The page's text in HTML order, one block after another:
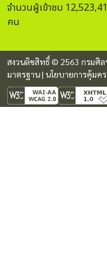
จำนวนผู้เข้าชม
คน
สงวนลิขสิทธิ์ © 2563 กรมศิ
มาตรฐาน| นโยบายการคุ้มค